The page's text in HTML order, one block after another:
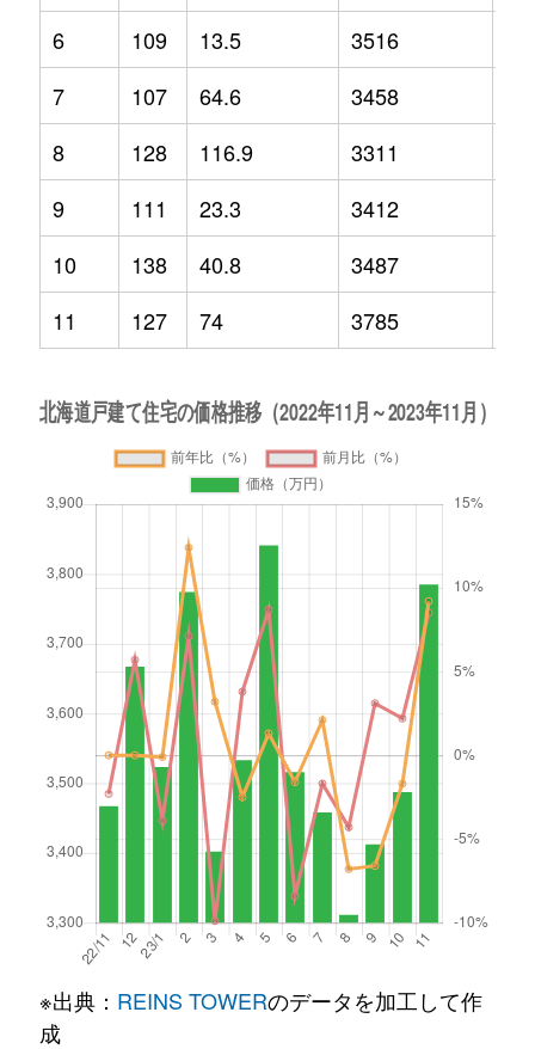
6
109 13.5 3516
7
107 64.6 3458
8
128 116.9 3311
9
111 23.3 3412
10
138 40.8 3487
11
127 74 3785
※出典： REINS TOWERのデータを加工して作
成